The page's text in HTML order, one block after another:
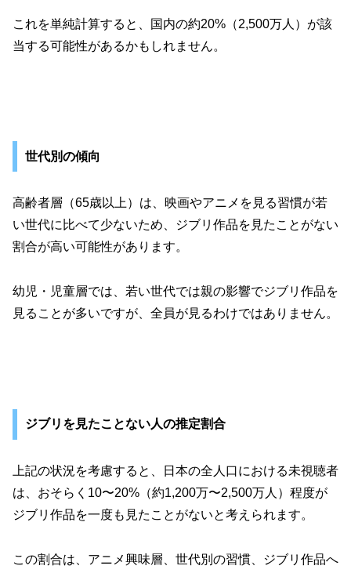
これを単純計算すると、国内の約20%（2,500万人）が該
当する可能性があるかもしれません。
世代別の傾向
高齢者層（65歳以上）は、映画やアニメを見る習慣が若
い世代に比べて少ないため、ジブリ作品を見たことがない
割合が高い可能性があります。
幼児・児童層では、若い世代では親の影響でジブリ作品を
見ることが多いですが、全員が見るわけではありません。
ジブリを見たことない人の推定割合
上記の状況を考慮すると、日本の全人口における未視聴者
は、おそらく10〜20%（約1,200万〜2,500万人）程度が
ジブリ作品を一度も見たことがないと考えられます。
この割合は、アニメ興味層、世代別の習慣、ジブリ作品へ